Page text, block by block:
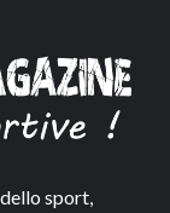
sport,